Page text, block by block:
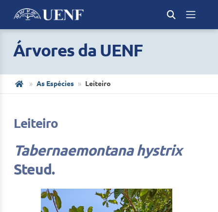
Árvores da UENF
As Espécies Leiteiro
Leiteiro
Tabernaemontana hystrix
Steud.